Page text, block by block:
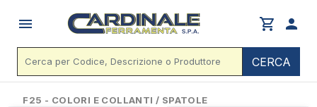
menu shopping_cart person
CERCA
F25 - COLORI E COLLANTI / SPATOLE